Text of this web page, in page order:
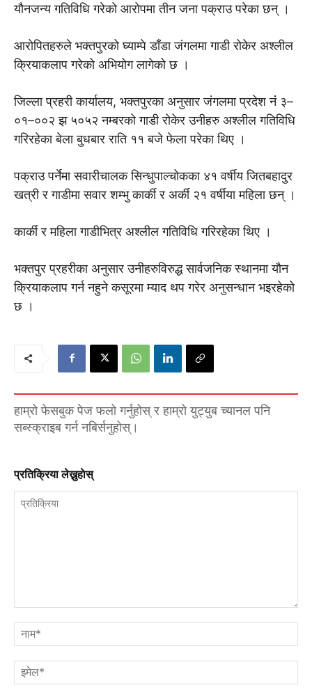
यौनजन्य गतिविधि गरेको आरोपमा तीन जना पक्राउ परेका छन् ।
आरोपितहरुले भक्तपुरको घ्याम्पे डाँडा जंगलमा गाडी रोकेर अश्लील
क्रियाकलाप गरेको अभियोग लागेको छ ।
जिल्ला प्रहरी कार्यालय, भक्तपुरका अनुसार जंगलमा प्रदेश नंं ३–
०१–००२ झ ५०५२ नम्बरको गाडी रोकेर उनीहरु अश्लील गतिविधि
गरिरहेका बेला बुधबार राति ११ बजे फेला परेका थिए ।
पक्राउ पर्नेमा सवारीचालक सिन्धुपाल्चोकका ४१ वर्षीय जितबहादुर
खत्री र गाडीमा सवार शम्भु कार्की र अर्की २१ वर्षीया महिला छन् ।
कार्की र महिला गाडीभित्र अश्लील गतिविधि गरिरहेका थिए ।
भक्तपुर प्रहरीका अनुसार उनीहरुविरुद्ध सार्वजनिक स्थानमा यौन
क्रियाकलाप गर्न नहुने कसूरमा म्याद थप गरेर अनुसन्धान भइरहेको
छ ।
हाम्रो फेसबुक पेज फलो गर्नुहोस् र हाम्रो युट्युब च्यानल पनि
सब्स्क्राइब गर्न नबिर्सनुहोस्।
प्रतिक्रिया लेख्नुहाेस्